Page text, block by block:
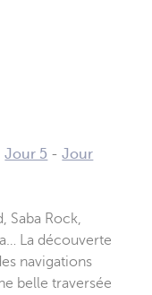
Jour 5 -Jour
Rock,
La découverte
navigations
belle traversée